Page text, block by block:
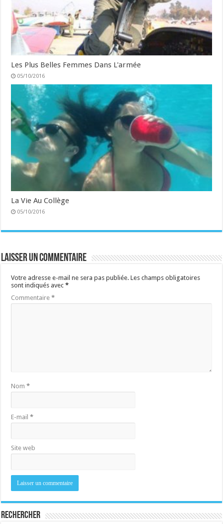
Les Plus Belles Femmes Dans L'armée
05/10/2016
La Vie Au Collège
05/10/2016
Laisser un commentaire
Votre adresse e-mail ne sera pas publiée. Les champs obligatoires
sont indiqués avec*
Commentaire*
Nom*
E-mail*
Site web
Rechercher